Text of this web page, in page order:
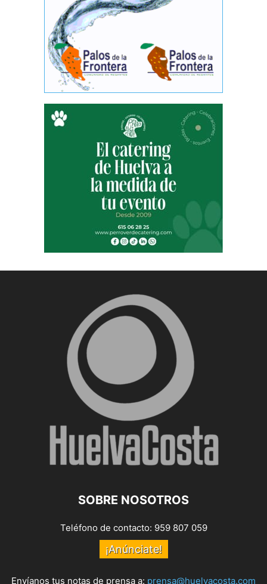
SOBRE NOSOTROS
Teléfono de contacto: 959 807 059
¡Anúnciate!
Envíanos tus notas de prensa a: prensa@huelvacosta.com